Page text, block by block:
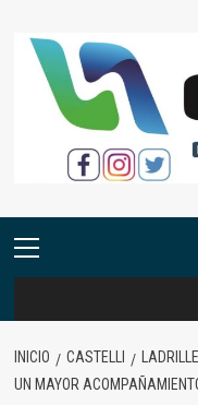
contenido
Menú
INICIO CASTELLI
UN MAYOR